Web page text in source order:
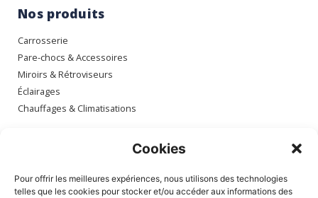
Cookies
Pour offrir les meilleures expériences, nous utilisons des technologies
telles que les cookies pour stocker et/ou accéder aux informations des
Nos produits
Carrosserie
Pare-chocs & Accessoires
Miroirs & Rétroviseurs
Éclairages
Chauffages & Climatisations
Mon compte
Mes commandes